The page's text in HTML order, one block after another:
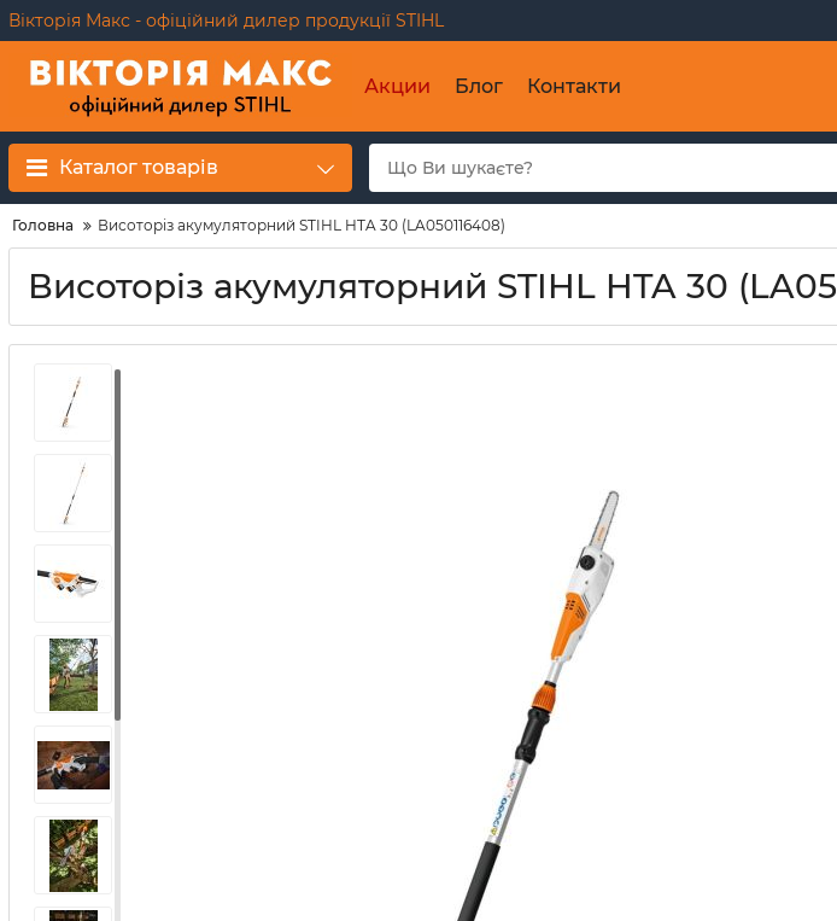
Вікторія Макс - офіційний дилер продукції STIHL
Акции Блог Контакти
Каталог товарів
Головна Висоторіз акумуляторний STIHL HTA 30 (LA050116408)
Висоторіз акумуляторний STIHL HTA 30